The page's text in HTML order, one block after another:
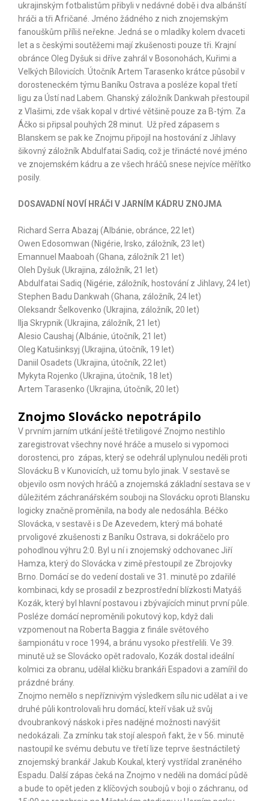
ukrajinským fotbalistům přibyli v nedávné době i dva albánští
hráči a tři Afričané. Jméno žádného z nich znojemským
fanouškům příliš neřekne. Jedná se o mladíky kolem dvaceti
let a s českými soutěžemi mají zkušenosti pouze tři. Krajní
obránce Oleg Dyšuk si dříve zahrál v Bosonohách, Kuřimi a
Velkých Bílovicích. Útočník Artem Tarasenko krátce působil v
dorosteneckém týmu Baníku Ostrava a posléze kopal třetí
ligu za Ústí nad Labem. Ghanský záložník Dankwah přestoupil
z Vlašimi, zde však kopal v drtivé většině pouze za B-tým. Za
Áčko si připsal pouhých 28 minut. Už před zápasem s
Blanskem se pak ke Znojmu připojil na hostování z Jihlavy
šikovný záložník Abdulfatai Sadiq, což je třinácté nové jméno
ve znojemském kádru a ze všech hráčů snese nejvíce měřítko
posily.
DOSAVADNÍ NOVÍ HRÁČI V JARNÍM KÁDRU ZNOJMA
Richard Serra Abazaj (Albánie, obránce, 22 let)
Owen Edosomwan (Nigérie, Irsko, záložník, 23 let)
Emannuel Maaboah (Ghana, záložník 21 let)
Oleh Dyšuk (Ukrajina, záložník, 21 let)
Abdulfatai Sadiq (Nigérie, záložník, hostování z Jihlavy, 24 let)
Stephen Badu Dankwah (Ghana, záložník, 24 let)
Oleksandr Šelkovenko (Ukrajina, záložník, 20 let)
Ilja Skrypnik (Ukrajina, záložník, 21 let)
Alesio Caushaj (Albánie, útočník, 21 let)
Oleg Katušinksyj (Ukrajina, útočník, 19 let)
Daniil Osadets (Ukrajina, útočník, 22 let)
Mykyta Rojenko (Ukrajina, útočník, 18 let)
Artem Tarasenko (Ukrajina, útočník, 20 let)
Znojmo Slovácko nepotrápilo
V prvním jarním utkání ještě třetiligové Znojmo nestihlo
zaregistrovat všechny nové hráče a muselo si vypomoci
dorostenci, pro zápas, který se odehrál uplynulou neděli proti
Slovácku B v Kunovicích, už tomu bylo jinak. V sestavě se
objevilo osm nových hráčů a znojemská základní sestava se v
důležitém záchranářském souboji na Slovácku oproti Blansku
logicky značně proměnila, na body ale nedosáhla. Béčko
Slovácka, v sestavě i s De Azevedem, který má bohaté
prvoligové zkušenosti z Baníku Ostrava, si dokráčelo pro
pohodlnou výhru 2:0. Byl u ní i znojemský odchovanec Jiří
Hamza, který do Slovácka v zimě přestoupil ze Zbrojovky
Brno. Domácí se do vedení dostali ve 31. minutě po zdařilé
kombinaci, kdy se prosadil z bezprostřední blízkosti Matyáš
Kozák, který byl hlavní postavou i zbývajících minut první půle.
Posléze domácí neproměnili pokutový kop, když dali
vzpomenout na Roberta Baggia z finále světového
šampionátu v roce 1994, a bránu vysoko přestřelili. Ve 39.
minutě už se Slovácko opět radovalo, Kozák dostal ideální
kolmici za obranu, udělal kličku brankáři Espadovi a zamířil do
prázdné brány.
Znojmo nemělo s nepříznivým výsledkem sílu nic udělat a i ve
druhé půli kontrolovali hru domácí, kteří však už svůj
dvoubrankový náskok i přes nadějné možnosti navýšit
nedokázali. Za zmínku tak stojí alespoň fakt, že v 56. minutě
nastoupil ke svému debutu ve třetí lize teprve šestnáctiletý
znojemský brankář Jakub Koukal, který vystřídal zraněného
Espadu. Další zápas čeká na Znojmo v neděli na domácí půdě
a bude to opět jeden z klíčových soubojů v boji o záchranu, od